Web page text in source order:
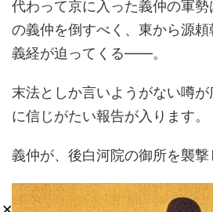
代わって京に入った義仲の軍
の義仲を倒すべく、東から源頼
義経が迫ってくる――。
末法としか言いようがない噂
に信じがたい報告が入ります。
義仲が、後白河院の御所を襲撃